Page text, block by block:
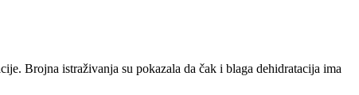
Brojna istraživanja su pokazala da čak i blaga dehidratacija ima